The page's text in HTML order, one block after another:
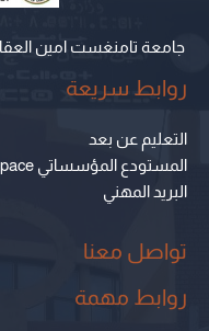
جامعة تامنغست امين
روابط سريعة
التعليم عن بعد
المستودع المؤسساتي DSpace
البريد المهني
تواصل معنا
روابط مهمة